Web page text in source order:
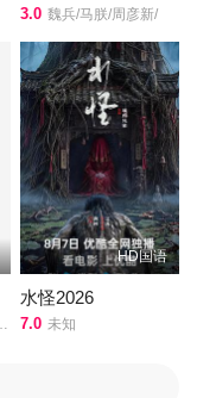
3.0 魏兵/马朕/周彦新/
HD国语
水怪2026
7.0 未知